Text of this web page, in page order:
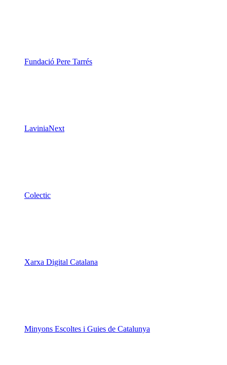
Fundació Pere Tarrés
LaviniaNext
Colectic
Xarxa Digital Catalana
Minyons Escoltes i Guies de Catalunya